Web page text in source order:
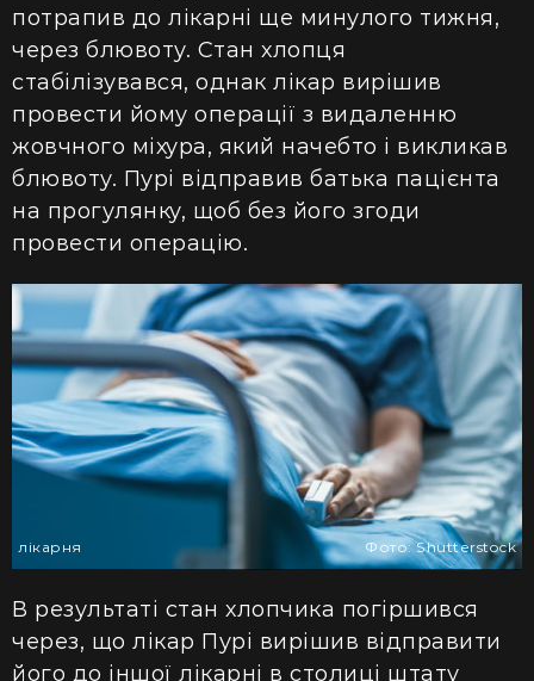
потрапив до лікарні ще минулого тижня,
через блювоту. Стан хлопця
стабілізувався, однак лікар вирішив
провести йому операції з видаленню
жовчного міхура, який начебто і викликав
блювоту. Пурі відправив батька пацієнта
на прогулянку, щоб без його згоди
провести операцію.
лікарня Фото: Shutterstock
В результаті стан хлопчика погіршився
через, що лікар Пурі вирішив відправити
його до іншої лікарні в столиці штату